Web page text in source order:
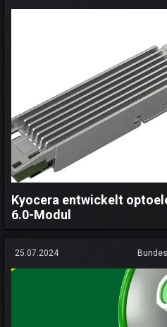
Kyocera entwickelt
6.0-Modul
25.07.2024